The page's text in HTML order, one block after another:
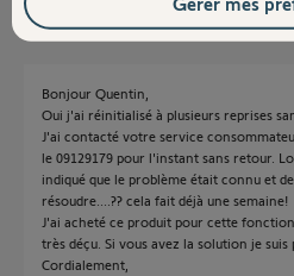
Bonjour Quentin,
Oui j'ai réinitialisé à plusieurs reprises
J'ai contacté votre service
le 09129179 pour l'instant sans retour.
indiqué que le problème était connu et
résoudre....?? cela fait déjà une semaine!
J'ai acheté ce produit pour cette
très déçu. Si vous avez la solution je suis
Cordialement,